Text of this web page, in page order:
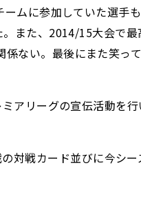
ムに参加していた選手
また、2014/15大会で
ない。最後にまた笑っ
アリーグの宣伝活動を
対戦カード並びに今シー